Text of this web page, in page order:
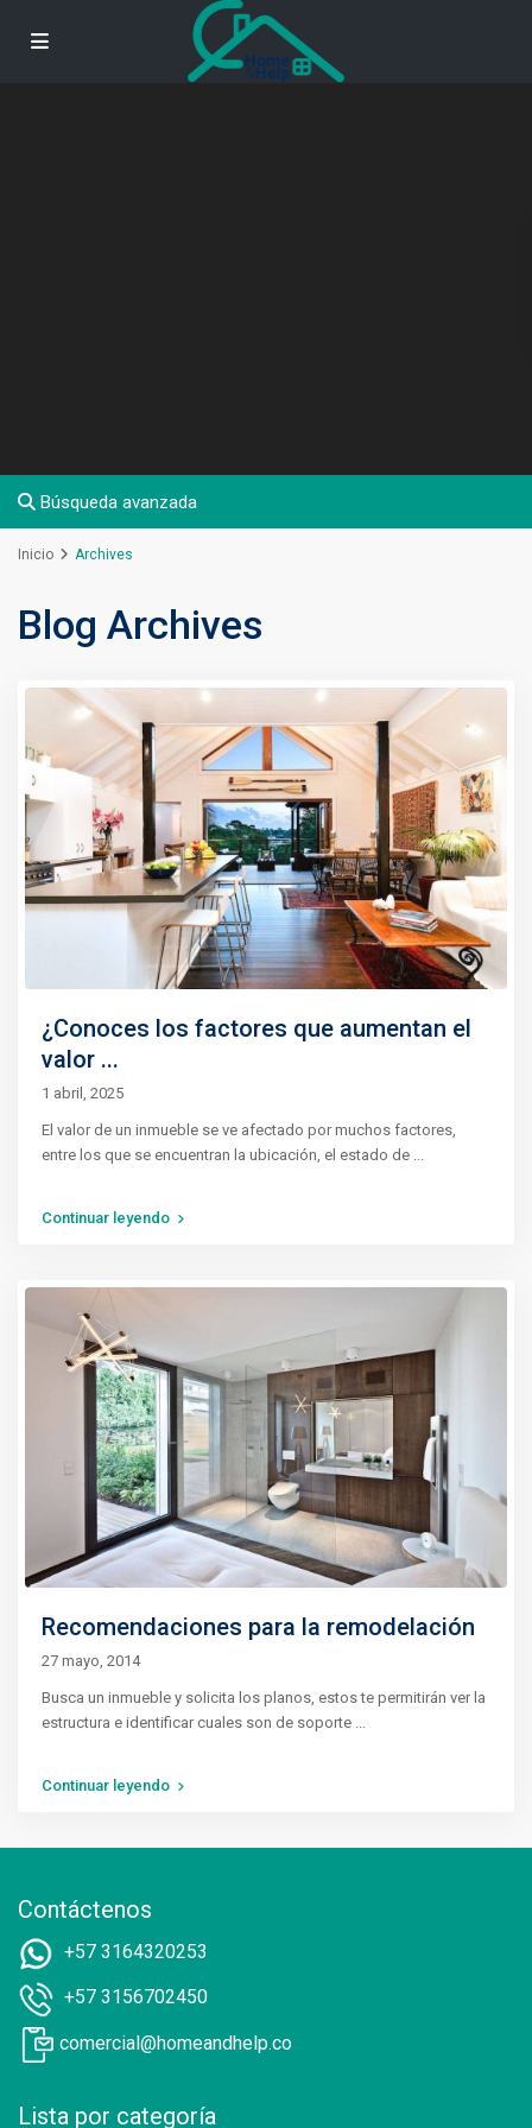
Búsqueda avanzada
Inicio Archives
Blog Archives
¿Conoces los factores que aumentan el
valor ...
1 abril, 2025
El valor de un inmueble se ve afectado por muchos factores,
entre los que se encuentran la ubicación, el estado de
Continuar leyendo
Recomendaciones para la remodelación
27 mayo, 2014
Busca un inmueble y solicita los planos, estos te permitirán ver la
estructura e identificar cuales son de soporte ...
Continuar leyendo
Contáctenos
+57 3164320253
+57 3156702450
comercial@homeandhelp.co
Lista por categoría